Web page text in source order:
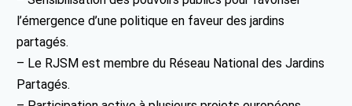
l’émergence d’une politique en faveur des jardins
partagés.
– Le RJSM est membre du Réseau National des Jardins
Partagés.